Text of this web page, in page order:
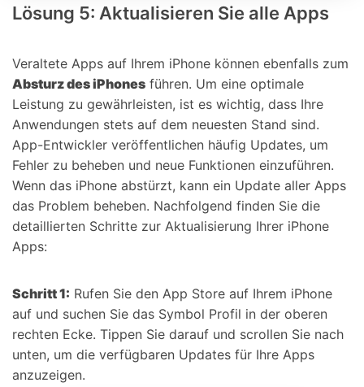
Lösung 5: Aktualisieren Sie alle Apps
Veraltete Apps auf Ihrem iPhone können ebenfalls zum
Absturz des iPhones führen. Um eine optimale
Leistung zu gewährleisten, ist es wichtig, dass Ihre
Anwendungen stets auf dem neuesten Stand sind.
App-Entwickler veröffentlichen häufig Updates, um
Fehler zu beheben und neue Funktionen einzuführen.
Wenn das iPhone abstürzt, kann ein Update aller Apps
das Problem beheben. Nachfolgend finden Sie die
detaillierten Schritte zur Aktualisierung Ihrer iPhone
Apps:
Schritt 1: Rufen Sie den App Store auf Ihrem iPhone
auf und suchen Sie das Symbol Profil in der oberen
rechten Ecke. Tippen Sie darauf und scrollen Sie nach
unten, um die verfügbaren Updates für Ihre Apps
anzuzeigen.